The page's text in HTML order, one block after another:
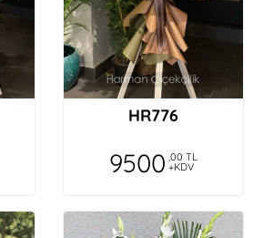
HR776
9500 ,00 TL
+KDV